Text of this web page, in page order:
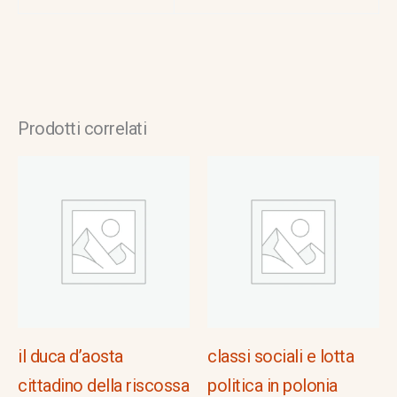
Prodotti correlati
il duca d’aosta
cittadino della riscossa
classi sociali e lotta
politica in polonia